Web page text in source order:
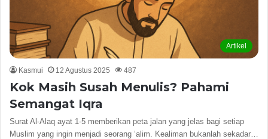
Artikel
Kasmui 12 Agustus 2025 487
Kok Masih Susah Menulis? Pahami
Semangat Iqra
Surat Al-Alaq ayat 1-5 memberikan peta jalan yang jelas bagi setiap
Muslim yang ingin menjadi seorang ‘alim. Kealiman bukanlah sekadar…